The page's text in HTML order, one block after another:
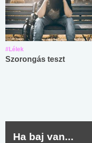
#Lélek
Szorongás teszt
Ha baj van...